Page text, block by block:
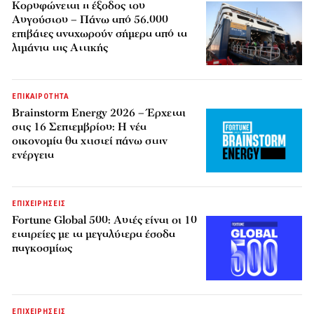
Κορυφώνεται η έξοδος του
Αυγούστου – Πάνω από 56.000
επιβάτες αναχωρούν σήμερα από τα
λιμάνια της Αττικής
ΕΠΙΚΑΙΡΟΤΗΤΑ
Brainstorm Energy 2026 – Έρχεται
στις 16 Σεπτεμβρίου: Η νέα
οικονομία θα χτιστεί πάνω στην
ενέργεια
ΕΠΙΧΕΙΡΗΣΕΙΣ
Fortune Global 500: Αυτές είναι οι 10
εταιρείες με τα μεγαλύτερα έσοδα
παγκοσμίως
ΕΠΙΧΕΙΡΗΣΕΙΣ